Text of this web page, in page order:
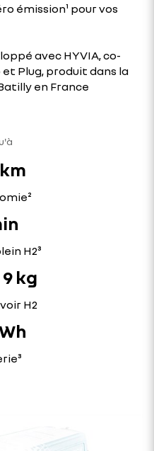
émission¹ pour vos
avec HYVIA, co-
Plug, produit dans la
en France
H2³
9 kg
H2